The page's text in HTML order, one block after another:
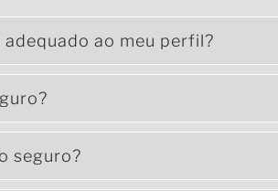
ao meu perfil?
seguro?